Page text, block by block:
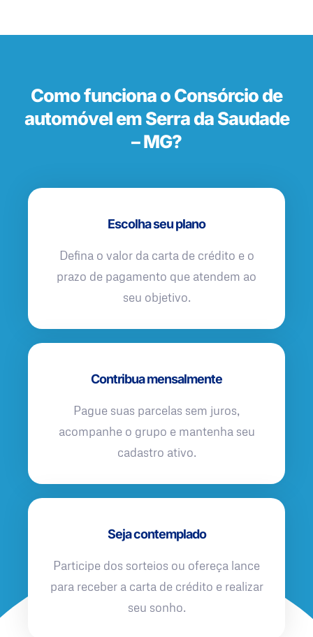
Como funciona o Consórcio de
automóvel em Serra da Saudade
– MG?
Escolha seu plano
Defina o valor da carta de crédito e o
prazo de pagamento que atendem ao
seu objetivo.
Contribua mensalmente
Pague suas parcelas sem juros,
acompanhe o grupo e mantenha seu
cadastro ativo.
Seja contemplado
Participe dos sorteios ou ofereça lance
para receber a carta de crédito e realizar
seu sonho.